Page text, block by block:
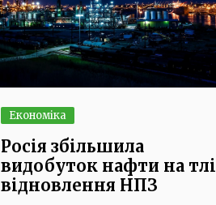
Економіка
Росія збільшила
видобуток нафти на тлі
відновлення НПЗ